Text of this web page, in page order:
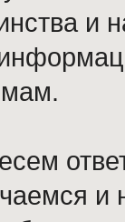
и
и